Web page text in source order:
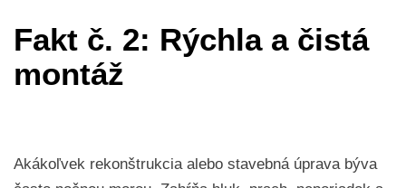
Fakt č. 2: Rýchla a čistá
montáž
Akákoľvek rekonštrukcia alebo stavebná úprava býva